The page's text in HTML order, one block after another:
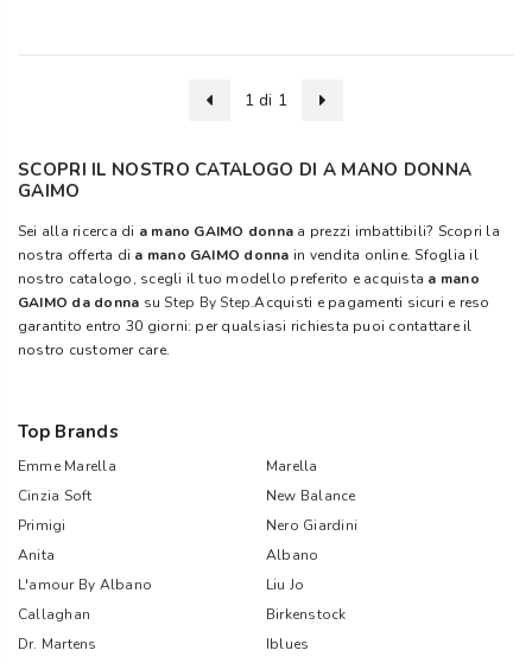
1 di 1
SCOPRI IL NOSTRO CATALOGO DI A MANO DONNA
GAIMO
Sei alla ricerca di a mano GAIMO donna a prezzi imbattibili? Scopri la
nostra offerta di a mano GAIMO donna in vendita online. Sfoglia il
nostro catalogo, scegli il tuo modello preferito e acquista a mano
GAIMO da donna suStep By Step.Acquisti e pagamenti sicuri e reso
garantito entro 30 giorni: per qualsiasi richiesta puoi contattare il
nostro customer care.
Top Brands
Emme Marella
Marella
Cinzia Soft
New Balance
Primigi
Nero Giardini
Anita
Albano
L'amour By Albano
Liu Jo
Callaghan
Birkenstock
Dr. Martens
Iblues